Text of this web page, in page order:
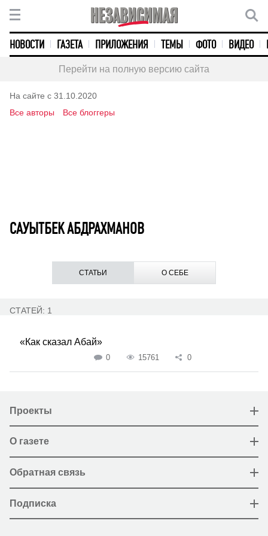
НОВОСТИ ГАЗЕТА ПРИЛОЖЕНИЯ ТЕМЫ ФОТО ВИДЕО
Перейти на полную версию сайта
На сайте с 31.10.2020
Все авторы
Все блоггеры
САУЫТБЕК АБДРАХМАНОВ
СТАТЬИ О СЕБЕ
СТАТЕЙ: 1
«Как сказал Абай»
0 15761 0
Проекты
О газете
Обратная связь
Подписка